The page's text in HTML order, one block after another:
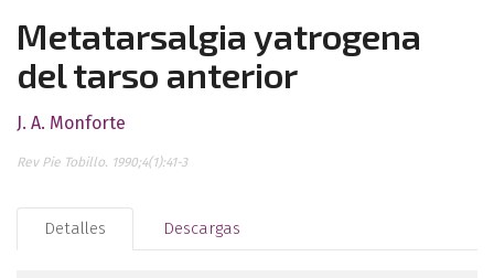
Metatarsalgia yatrogena
del tarso anterior
J. A. Monforte
Rev Pie Tobillo. 1990;4(1):41-3
Detalles Descargas